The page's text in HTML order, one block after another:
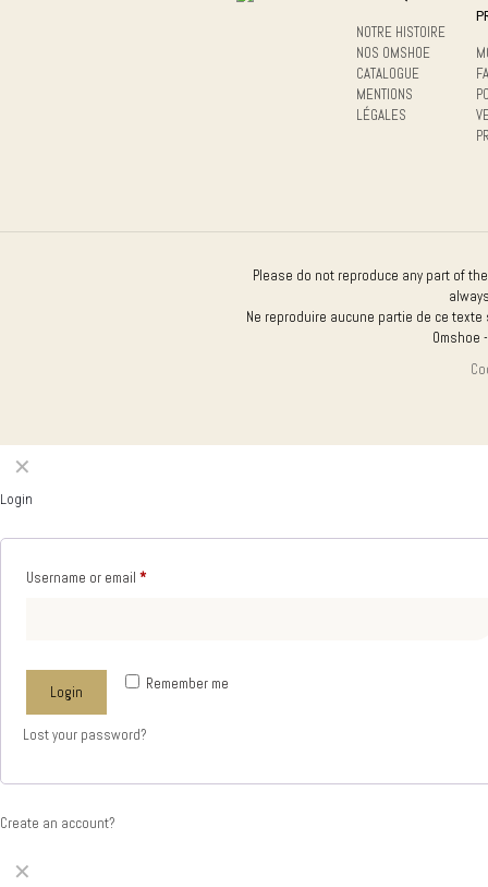
product
page
NOTRE HISTOIRE
NOS OMSHOE
CATALOGUE
MENTIONS
LÉGALES
Please do not reproduce any part of
Ne reproduire aucune partie de ce
Omshoe
✕
Login
Username or email *
Remember me
Login
Lost your password?
Create an account?
✕